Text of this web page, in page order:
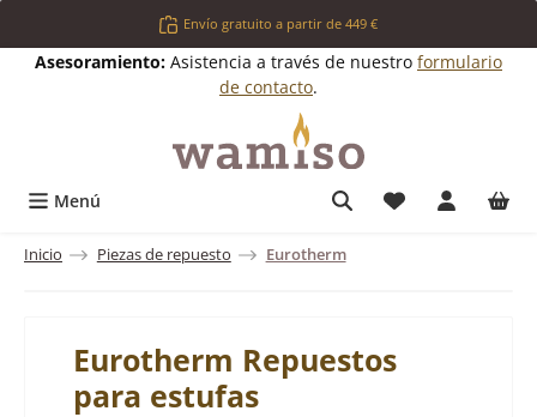
Saltar al contenido principalEnvío gratuito a partir de 449 €
Asesoramiento: Asistencia a través de nuestro formulario
de contacto.
Menú Tienes 0
Inicio Piezas de repuesto Eurotherm
Eurotherm Repuestos
para estufas